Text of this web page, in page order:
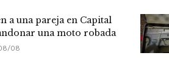
a una pareja en Capital
una moto robada
08